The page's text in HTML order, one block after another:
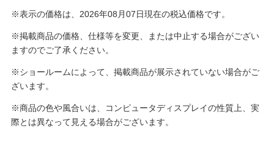
※表示の価格は、2026年08月07日現在の税込価格です。
※掲載商品の価格、仕様等を変更、または中止する場合がござい
ますのでご了承ください。
※ショールームによって、掲載商品が展示されていない場合がご
ざいます。
※商品の色や風合いは、コンピュータディスプレイの性質上、実
際とは異なって見える場合がございます。